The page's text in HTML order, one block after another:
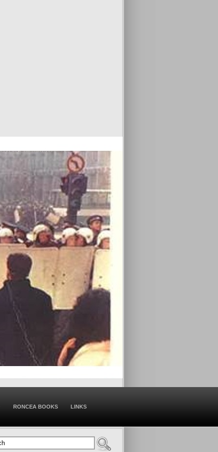
RONCEA BOOKS LINKS